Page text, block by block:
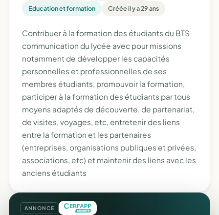
Education et formation
Créée il y a 29 ans
Contribuer à la formation des étudiants du BTS
communication du lycée avec pour missions
notamment de développer les capacités
personnelles et professionnelles de ses
membres étudiants, promouvoir la formation,
participer à la formation des étudiants par tous
moyens adaptés de découverte, de partenariat,
de visites, voyages, etc, entretenir des liens
entre la formation et les partenaires
(entreprises, organisations publiques et privées,
associations, etc) et maintenir des liens avec les
anciens étudiants
ANNONCE